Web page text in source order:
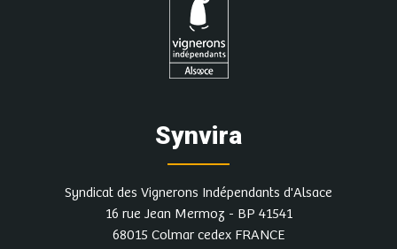
Synvira
Syndicat des Vignerons Indépendants d'Alsace
16 rue Jean Mermoz - BP 41541
68015 Colmar cedex FRANCE